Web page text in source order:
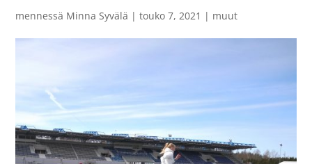
mennessä Minna Syvälä |touko 7, 2021 | muut